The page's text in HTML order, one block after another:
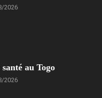
2026
au Togo
2026